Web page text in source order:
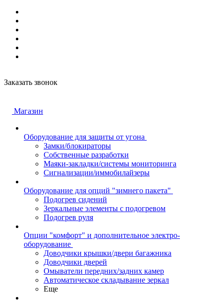
Заказать звонок
Магазин
Оборудование для защиты от угона
Замки/блокираторы
Собственные разработки
Маяки-закладки/системы мониторинга
Сигнализации/иммобилайзеры
Оборудование для опций "зимнего пакета"
Подогрев сидений
Зеркальные элементы с подогревом
Подогрев руля
Опции "комфорт" и дополнительное электро-
оборудование
Доводчики крышки/двери багажника
Доводчики дверей
Омыватели передних/задних камер
Автоматическое складывание зеркал
Еще